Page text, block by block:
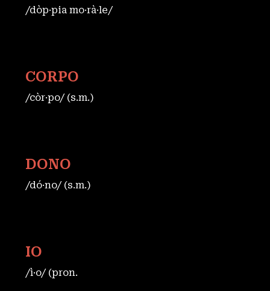
/dòp·pia mo·rà·le/
CORPO
/còr·po/ (s.m.)
DONO
/dó·no/ (s.m.)
IO
/ì·o/ (pron.